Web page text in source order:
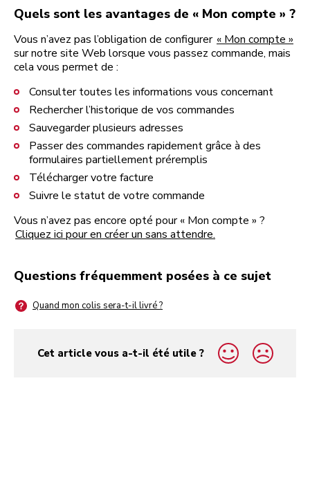
Quels sont les avantages de « Mon compte » ?
Vous n’avez pas l’obligation de configurer « Mon compte »
sur notre site Web lorsque vous passez commande, mais
cela vous permet de :
Consulter toutes les informations vous concernant
Rechercher l’historique de vos commandes
Sauvegarder plusieurs adresses
Passer des commandes rapidement grâce à des
formulaires partiellement préremplis
Télécharger votre facture
Suivre le statut de votre commande
Vous n’avez pas encore opté pour « Mon compte » ?
Cliquez ici pour en créer un sans attendre.
Questions fréquemment posées à ce sujet
Quand mon colis sera-t-il livré ?
Cet article vous a-t-il été utile ?
yes
no